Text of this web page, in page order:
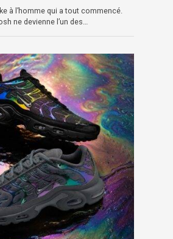
à l’homme qui a tout commencé.
ne devienne l’un des…